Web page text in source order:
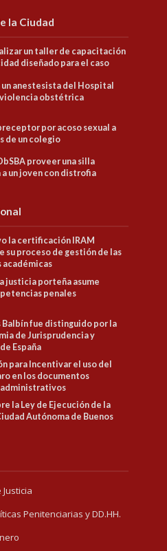
la Ciudad
un taller de capacitación
diseñado para el caso
un anestesista del Hospital
violencia obstétrica
por acoso sexual a
de un colegio
proveer una silla
un joven con distrofia
la certificación IRAM
su proceso de gestión de las
justicia porteña asume
penales
Balbín fue distinguido por la
de Jurisprudencia y
España
para Incentivar el uso del
en los documentos
la Ley de Ejecución de la
Autónoma de Buenos
Penitenciarias y DD.HH.